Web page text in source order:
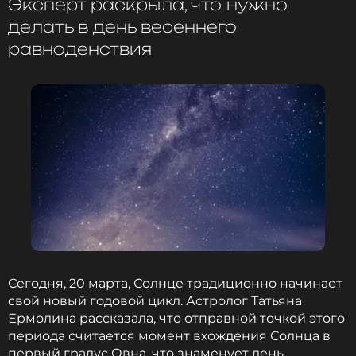
оставаться в курсе событий
ССЫЛКА
Эксперт раскрыла, что нужно
делать в день весеннего
равноденствия
Сегодня, 20 марта, Солнце традиционно начинает
свой новый годовой цикл. Астролог Татьяна
Ермолина рассказала, что отправной точкой этого
периода считается момент вхождения Солнца в